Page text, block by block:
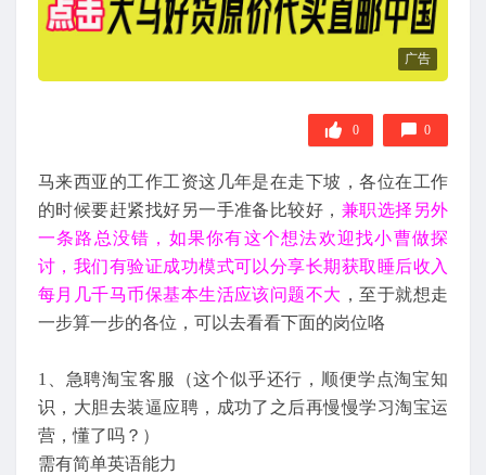
广告
0 0
马来西亚的工作工资这几年是在走下坡，各位在工作
的时候要赶紧找好另一手准备比较好， 兼职选择另外
一条路总没错，如果你有这个想法欢迎找小曹做探
讨，我们有验证成功模式可以分享长期获取睡后收入
每月几千马币保基本生活应该问题不大 ，至于就想走
一步算一步的各位，可以去看看下面的岗位咯
1、急聘淘宝客服（这个似乎还行，顺便学点淘宝知
识，大胆去装逼应聘，成功了之后再慢慢学习淘宝运
营，懂了吗？）
需有简单英语能力